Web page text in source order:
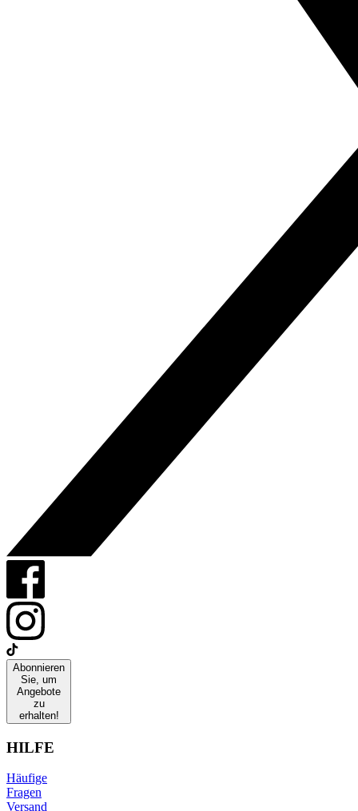
Abonnieren
Sie, um
Angebote
zu
erhalten!
HILFE
Häufige
Fragen
Versand